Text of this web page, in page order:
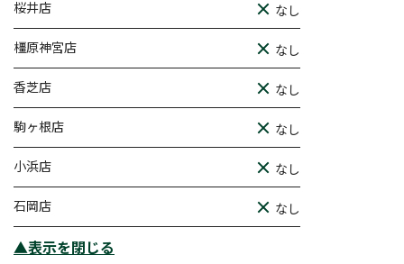
桜井店 なし
橿原神宮店 なし
香芝店 なし
駒ヶ根店 なし
小浜店 なし
石岡店 なし
▲表示を閉じる